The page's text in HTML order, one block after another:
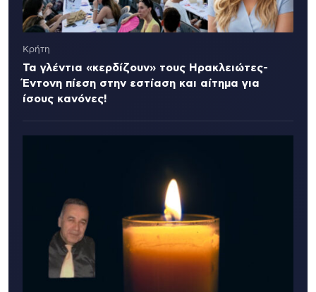
Κρήτη
Τα γλέντια «κερδίζουν» τους Ηρακλειώτες-
Έντονη πίεση στην εστίαση και αίτημα για
ίσους κανόνες!